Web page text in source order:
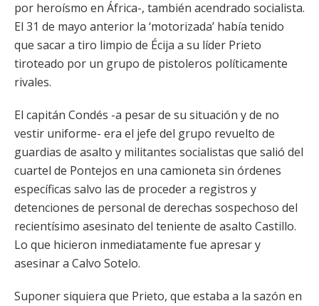
por heroísmo en África-, también acendrado socialista.
El 31 de mayo anterior la ‘motorizada’ había tenido
que sacar a tiro limpio de Écija a su líder Prieto
tiroteado por un grupo de pistoleros políticamente
rivales.
El capitán Condés -a pesar de su situación y de no
vestir uniforme- era el jefe del grupo revuelto de
guardias de asalto y militantes socialistas que salió del
cuartel de Pontejos en una camioneta sin órdenes
específicas salvo las de proceder a registros y
detenciones de personal de derechas sospechoso del
recientísimo asesinato del teniente de asalto Castillo.
Lo que hicieron inmediatamente fue apresar y
asesinar a Calvo Sotelo.
Suponer siquiera que Prieto, que estaba a la sazón en